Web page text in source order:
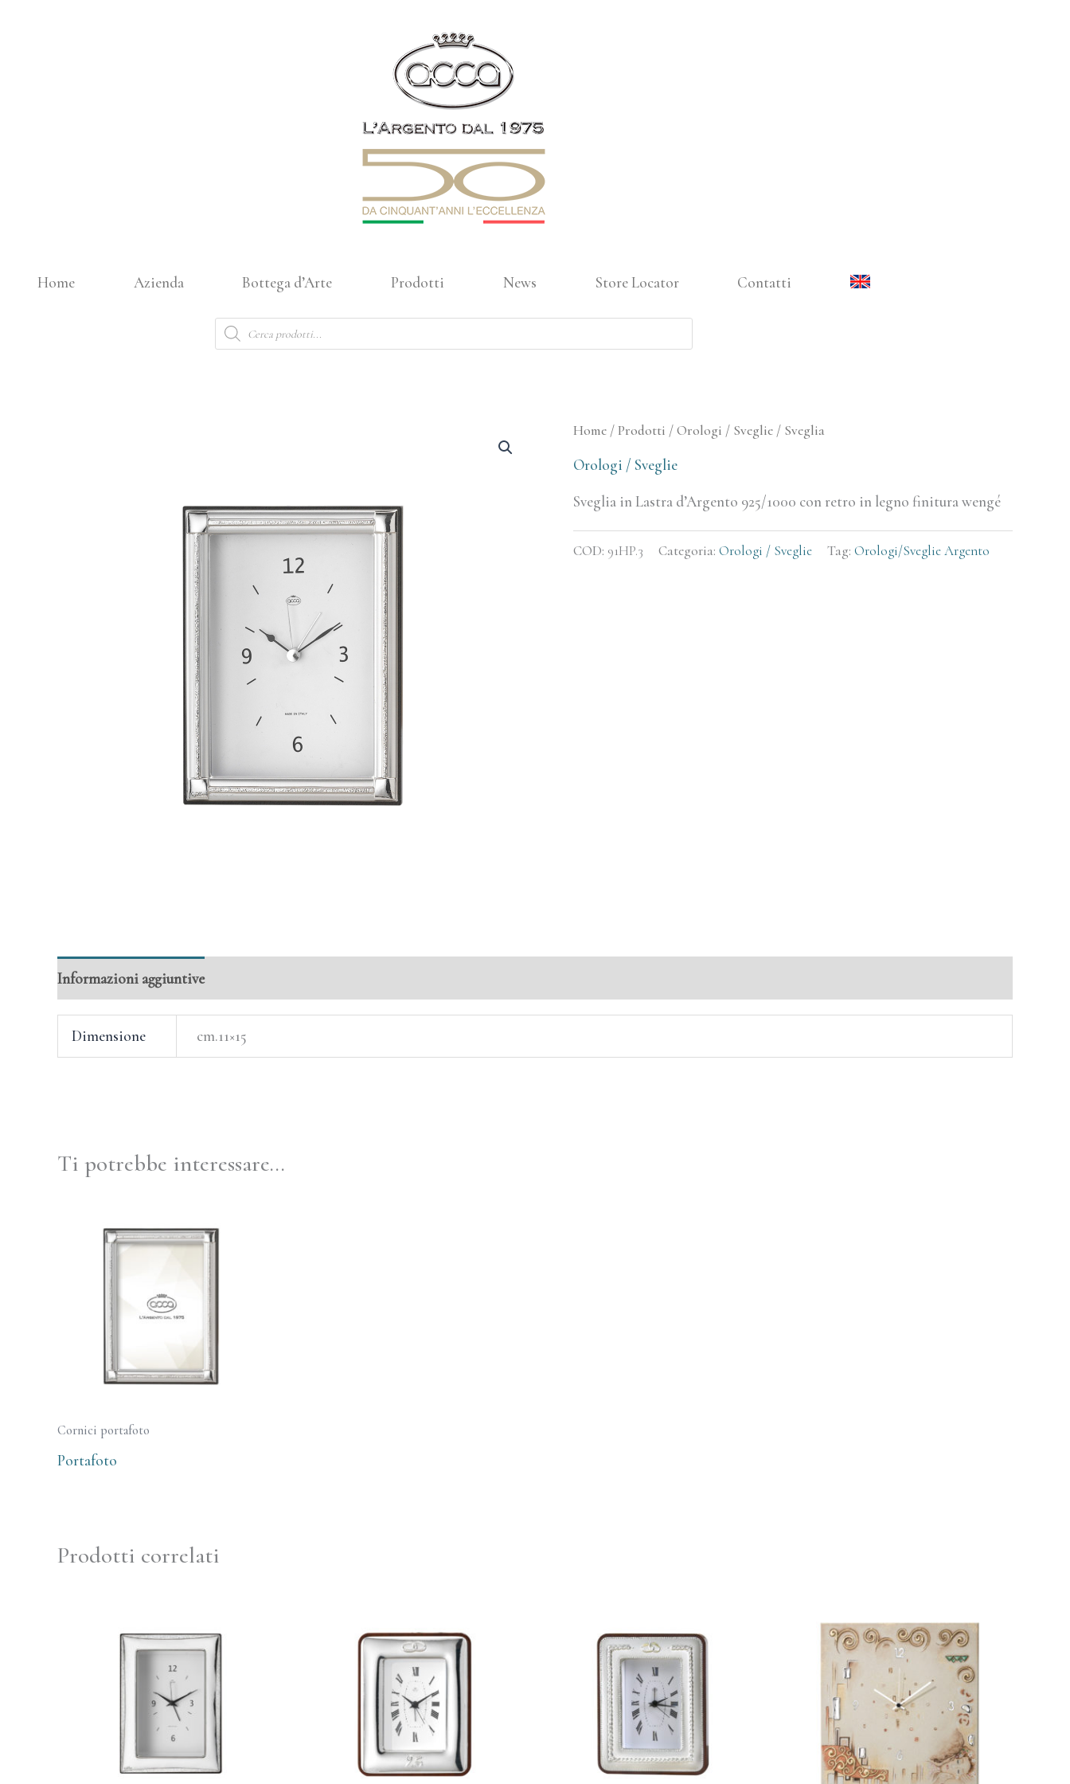
Home Azienda Bottega d’Arte Prodotti News Store Locator Contatti
Products
search
Home /Prodotti /Orologi / Sveglie / Sveglia
Orologi / Sveglie
Sveglia in Lastra d’Argento 925/1000 con retro in legno finitura wengé
COD: 91HP.3 Categoria: Orologi / Sveglie Tag: Orologi/Sveglie Argento
Informazioni aggiuntive
Dimensione cm.11×15
Ti potrebbe interessare…
Cornici portafoto
Portafoto
Prodotti correlati